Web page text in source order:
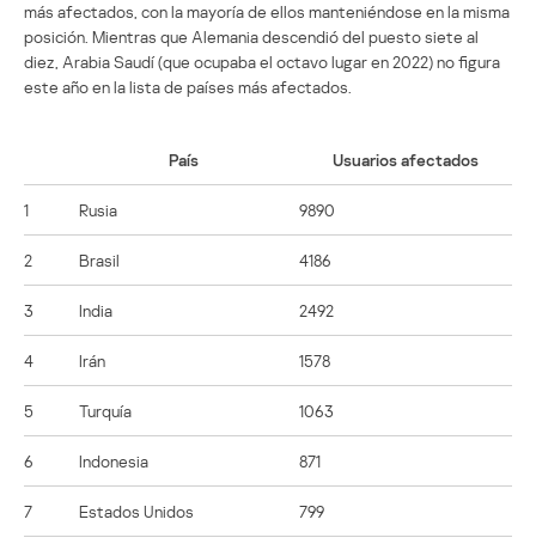
más afectados, con la mayoría de ellos manteniéndose en la misma
posición. Mientras que Alemania descendió del puesto siete al
diez, Arabia Saudí (que ocupaba el octavo lugar en 2022) no figura
este año en la lista de países más afectados.
País Usuarios afectados
1 Rusia 9890
2 Brasil 4186
3 India 2492
4 Irán 1578
5 Turquía 1063
6 Indonesia 871
7 Estados Unidos 799